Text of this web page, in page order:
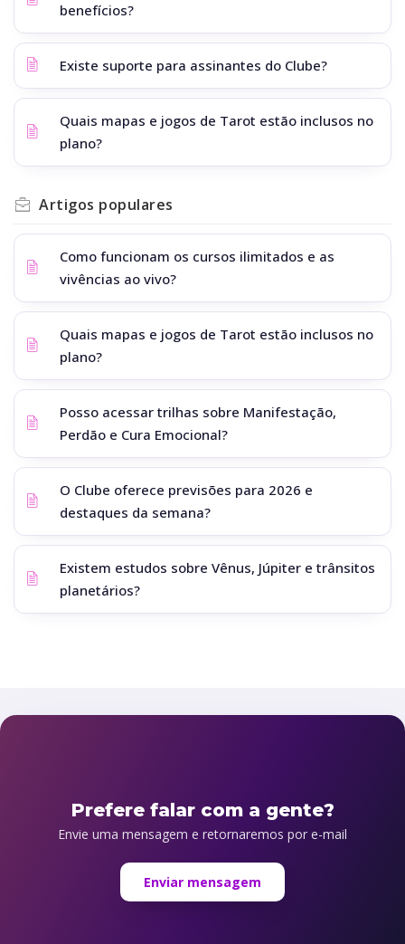
benefícios?
Existe suporte para assinantes do Clube?
Quais mapas e jogos de Tarot estão inclusos no
plano?
Artigos populares
Como funcionam os cursos ilimitados e as
vivências ao vivo?
Quais mapas e jogos de Tarot estão inclusos no
plano?
Posso acessar trilhas sobre Manifestação,
Perdão e Cura Emocional?
O Clube oferece previsões para 2026 e
destaques da semana?
Existem estudos sobre Vênus, Júpiter e trânsitos
planetários?